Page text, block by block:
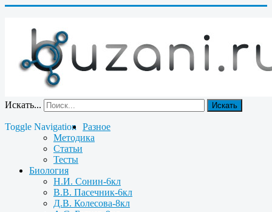
Искать... Искать
Toggle Navigation
Разное
Методика
Статьи
Тесты
Биология
Н.И. Сонин-6кл
В.В. Пасечник-6кл
Д.В. Колесова-8кл